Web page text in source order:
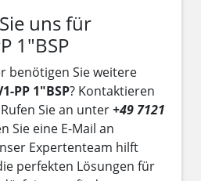
uns für
1"BSP
benötigen Sie weitere
PP 1"BSP? Kontaktieren
Sie an unter+49 7121
Sie eine E-Mail an
Expertenteam hilft
perfekten Lösungen für